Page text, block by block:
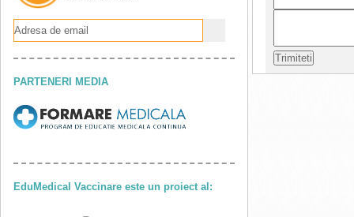
PARTENERI MEDIA
EduMedical Vaccinare este un proiect al: